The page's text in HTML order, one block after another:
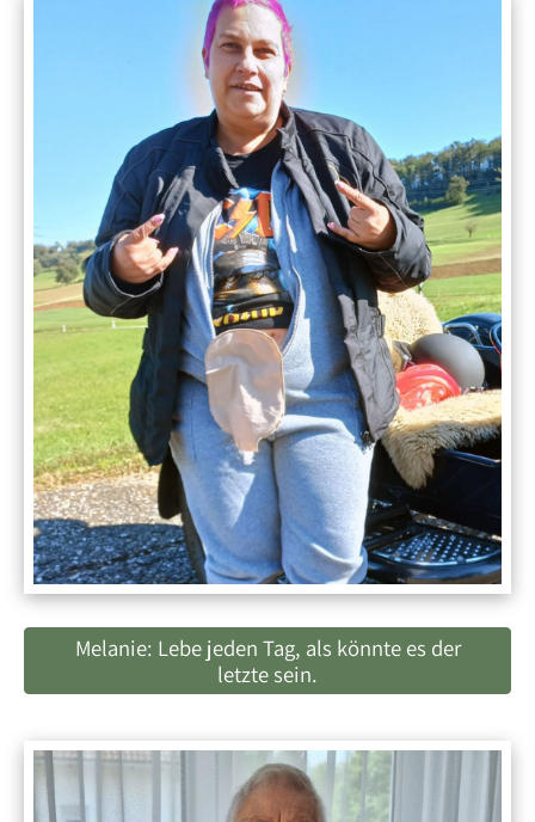
Melanie: Lebe jeden Tag, als könnte es der
letzte sein.